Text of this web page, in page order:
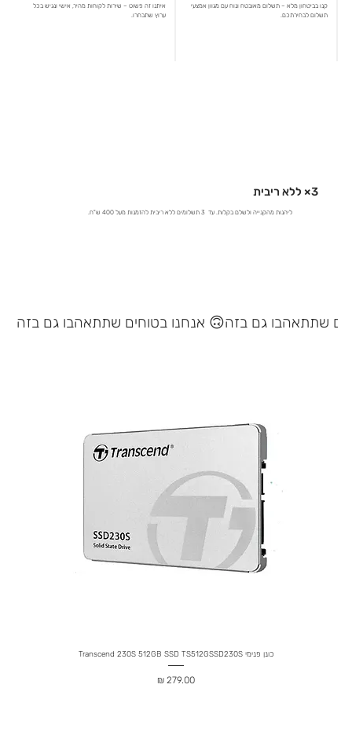
איתנו זה פשוט – שירות לקוחות מהיר, אישי ונגיש בכל
ערוץ שתבחרו.
קנו בביטחון מלא – תשלום מאובטח ונוח עם מגוון אמצעי
תשלום לבחירתכם.
3× ללא ריבית
ליהנות מהקנייה ולשלם בקלות. עד 3 תשלומים ללא ריבית להזמנות מעל 400 ש"ח.
אנחנו בטוחים שתתאהבו גם בזה 🙃
כונן פנימי Transcend 230S 512GB SSD TS512GSSD230S
מחיר